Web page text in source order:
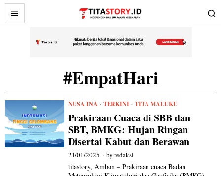
#EmpatHari
NUSA INA · TERKINI · TITA MALUKU
Prakiraan Cuaca di SBB dan
SBT, BMKG: Hujan Ringan
Disertai Kabut dan Berawan
21/01/2025 byredaksi
titastory, Ambon – Prakiraan cuaca Badan